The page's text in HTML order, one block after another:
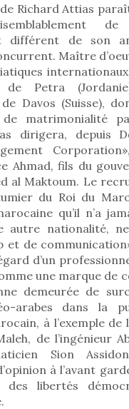
Richard Attias
différent de son
Maître
de Petra
Davos (Suisse),
matrimonialité
dirigera, depuis
Ahmad, fils du
al Maktoum. Le
du Roi du
qu’il n’a
autre nationalité, ne
et de
d’un
une marque de
demeurée de
arabes dans la
à l’exemple de
de l’ingénieur
Sion
à l’avant
des libertés